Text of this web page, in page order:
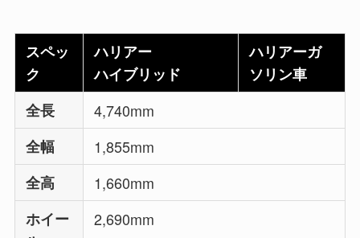
スペッ
ク
ハリアー
ハイブリッド
ハリアーガ
ソリン車
全長
4,740mm
全幅
1,855mm
全高
1,660mm
ホイー
2,690mm